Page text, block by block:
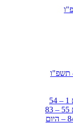
תשפ"ו